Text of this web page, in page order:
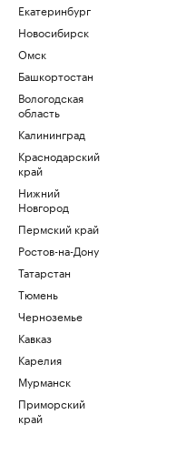
Екатеринбург
Новосибирск
Омск
Башкортостан
Вологодская
область
Калининград
Краснодарский
край
Нижний
Новгород
Пермский край
Ростов-на-Дону
Татарстан
Тюмень
Черноземье
Кавказ
Карелия
Мурманск
Приморский
край